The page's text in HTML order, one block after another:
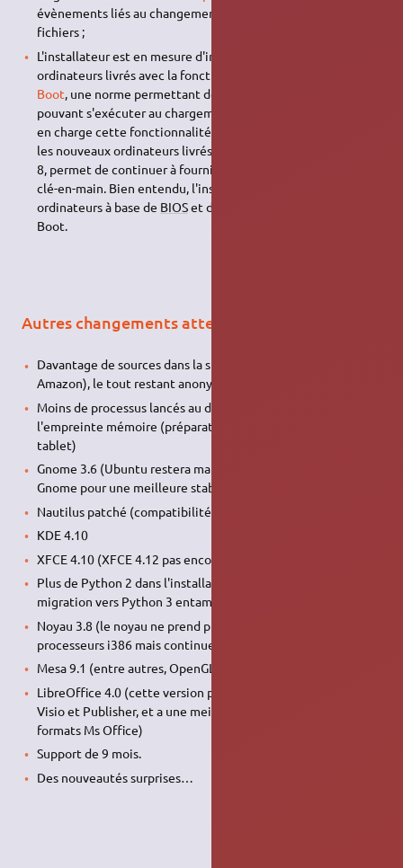
évènements liés au changements apportés aux systèmes de
fichiers ;
L'installateur est en mesure d'installer Ubuntu dans des
ordinateurs livrés avec la fonctionnalité
Boot, une norme permettant de contrôler les logiciels
pouvant s'exécuter au chargement de l'ordinateur. Prendre
en charge cette fonctionnalité, activée par défaut dans tous
les nouveaux ordinateurs livrés avec Microsoft® Windows®
8, permet de continuer à fournir une expérience utilisateur
clé-en-main. Bien entendu, l'installateur gère toujours les
ordinateurs à base de BIOSet d'UEFI n'ayant pas Secure
Boot.
Autres changements attendus
Davantage de sources dans la shopping-lens (pas que
Amazon), le tout restant anonymisé par Canonical
Moins de processus lancés au démarrage, réduction de
l'empreinte mémoire (préparatifs pour Ubuntu-phone et
tablet)
Gnome 3.6 (Ubuntu restera maintenant sur la version N-1 de
Gnome pour une meilleure stabilité)
Nautilus patché (compatibilité avec Unity)
KDE 4.10
XFCE 4.10 (XFCE 4.12 pas encore annoncé)
Plus de Python 2 dans l'installation par défaut (suite de la
migration vers Python 3 entamée dans Quantal)
Noyau 3.8 (le noyau ne prend plus en charge les vieux
processeurs i386 mais continue encore le support pour i486)
Mesa 9.1 (entre autres, OpenGL ES 3 pour CG Intel)
LibreOffice 4.0 (cette version prend en charge les formats
Visio et Publisher, et a une meilleure compatibilité avec les
formats Ms Office)
Support de 9 mois.
Des nouveautés surprises…